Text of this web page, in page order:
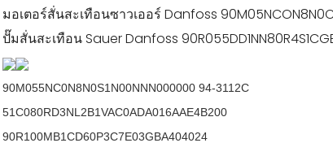
มอเตอร์สั่นสะเทือนซาวเออร์ Danfoss
ปั๊มสั่นสะเทือน Sauer Danfoss
90M055NC0N8N0S1N00NNN000000 94-3112C
51C080RD3NL2B1VAC0ADA016AAE4B200
90R100MB1CD60P3C7E03GBA404024